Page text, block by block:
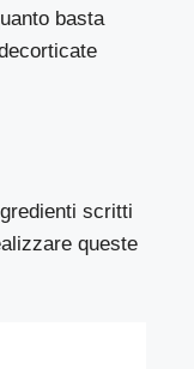
basta
scritti
queste